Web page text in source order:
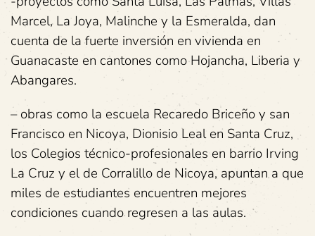
Marcel, La Joya, Malinche y la Esmeralda, dan
cuenta de la fuerte inversión en vivienda en
Guanacaste en cantones como Hojancha, Liberia y
Abangares.
– obras como la escuela Recaredo Briceño y san
Francisco en Nicoya, Dionisio Leal en Santa Cruz,
los Colegios técnico-profesionales en barrio Irving
La Cruz y el de Corralillo de Nicoya, apuntan a que
miles de estudiantes encuentren mejores
condiciones cuando regresen a las aulas.